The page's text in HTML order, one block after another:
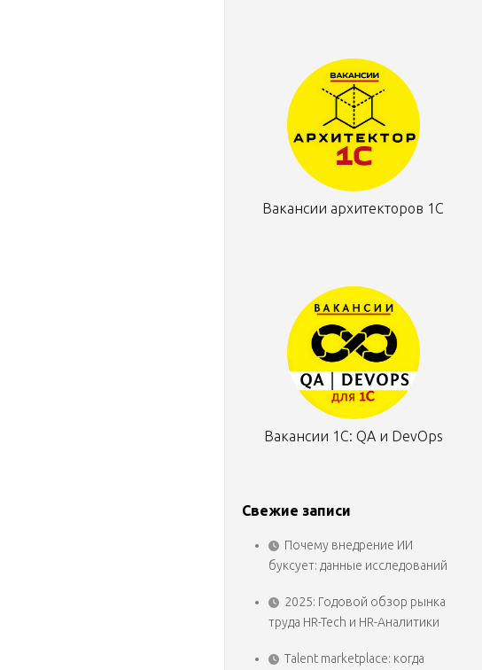
Вакансии архитекторов 1С
Вакансии 1С: QA и DevOps
Свежие записи
Почему внедрение ИИ
буксует: данные исследований
2025: Годовой обзор рынка
труда HR-Tech и HR-Аналитики
Talent marketplace: когда